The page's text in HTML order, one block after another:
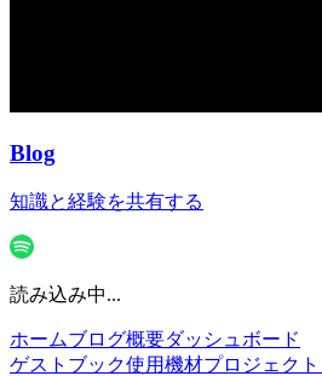
Blog
知識と経験を共有する
読み込み中...
ホームブログ概要ダッシュボード
ゲストブック使用機材プロジェクト